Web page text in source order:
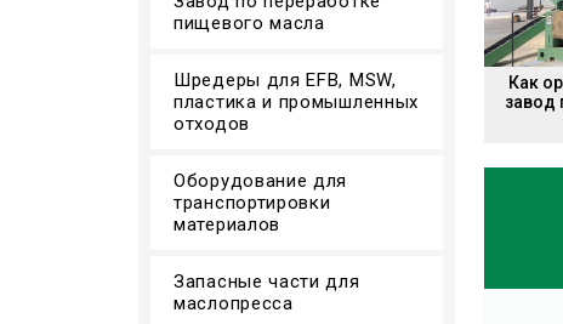
Как
завод
пищевого масла
Шредеры для EFB, MSW,
пластика и промышленных
отходов
Оборудование для
транспортировки
материалов
Запасные части для
маслопресса